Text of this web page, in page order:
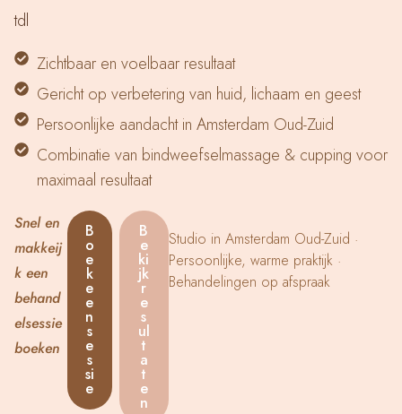
tdl
Zichtbaar en voelbaar resultaat
Gericht op verbetering van huid, lichaam en geest
Persoonlijke aandacht in Amsterdam Oud-Zuid
Combinatie van bindweefselmassage & cupping voor
maximaal resultaat
Snel en
makkeij
k een
behand
elsessie
boeken
B
o
e
k
e
e
n
s
e
s
si
e
B
e
ki
jk
r
e
s
ul
t
a
t
e
n
Studio in Amsterdam Oud-Zuid ·
Persoonlijke, warme praktijk ·
Behandelingen op afspraak